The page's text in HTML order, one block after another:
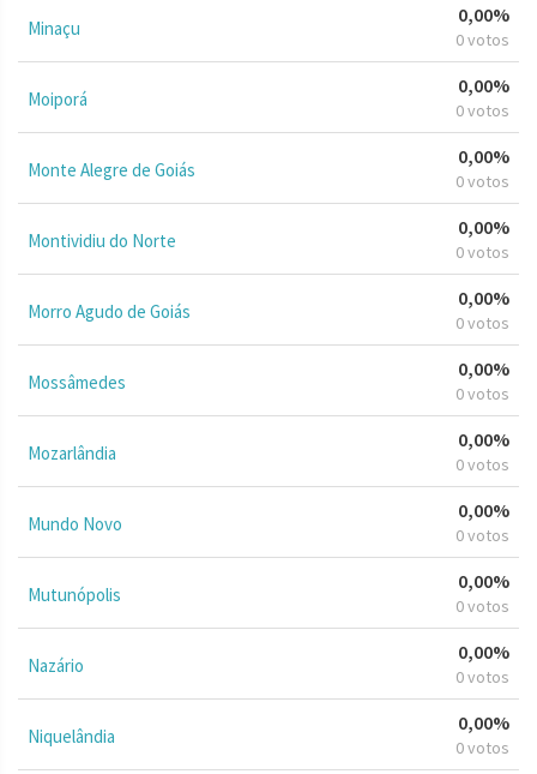
Minaçu
0,00%
0 votos
Moiporá
0,00%
0 votos
Monte Alegre de Goiás
0,00%
0 votos
Montividiu do Norte
0,00%
0 votos
Morro Agudo de Goiás
0,00%
0 votos
Mossâmedes
0,00%
0 votos
Mozarlândia
0,00%
0 votos
Mundo Novo
0,00%
0 votos
Mutunópolis
0,00%
0 votos
Nazário
0,00%
0 votos
Niquelândia
0,00%
0 votos